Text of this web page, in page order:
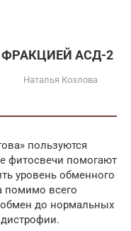
ФРАКЦИЕЙ АСД-2
Наталья Козлова
пользуются
фитосвечи помогают
уровень обменного
помимо всего
обмен до нормальных